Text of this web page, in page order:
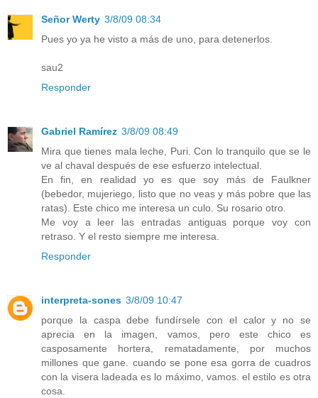
Señor Werty 3/8/09 08:34
Pues yo ya he visto a más de uno, para detenerlos.
sau2
Responder
Gabriel Ramírez 3/8/09 08:49
Mira que tienes mala leche, Puri. Con lo tranquilo que se le
ve al chaval después de ese esfuerzo intelectual.
En fin, en realidad yo es que soy más de Faulkner
(bebedor, mujeriego, listo que no veas y más pobre que las
ratas). Este chico me interesa un culo. Su rosario otro.
Me voy a leer las entradas antiguas porque voy con
retraso. Y el resto siempre me interesa.
Responder
interpreta-sones 3/8/09 10:47
porque la caspa debe fundírsele con el calor y no se
aprecia en la imagen, vamos, pero este chico es
casposamente hortera, rematadamente, por muchos
millones que gane. cuando se pone esa gorra de cuadros
con la visera ladeada es lo máximo, vamos. el estilo es otra
cosa.